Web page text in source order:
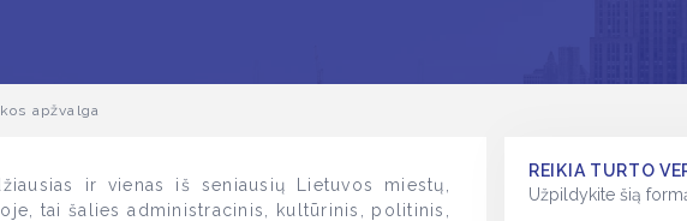
apžvalga
ir vienas iš seniausių Lietuvos miestų,
tai šalies administracinis, kultūrinis, politinis,
REIKIA TURTO
Užpildykite šią